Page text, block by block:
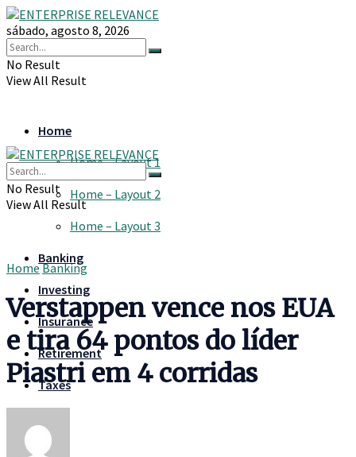
sábado, agosto 8, 2026
No Result
View All Result
Home
Home – Layout 1
Home – Layout 2
Home – Layout 3
Banking
Investing
Insurance
Retirement
Taxes
No Result
View All Result
HomeBanking
Verstappen vence nos EUA
e tira 64 pontos do líder
Piastri em 4 corridas